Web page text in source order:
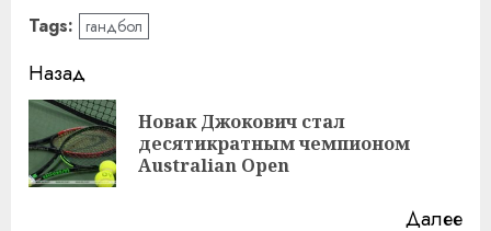
Tags: гандбол
Навигация
записи
Назад
Новак Джокович стал
десятикратным чемпионом
Australian Open
Далее